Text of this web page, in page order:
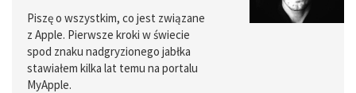
Piszę o wszystkim, co jest związane
z Apple. Pierwsze kroki w świecie
spod znaku nadgryzionego jabłka
stawiałem kilka lat temu na portalu
MyApple.